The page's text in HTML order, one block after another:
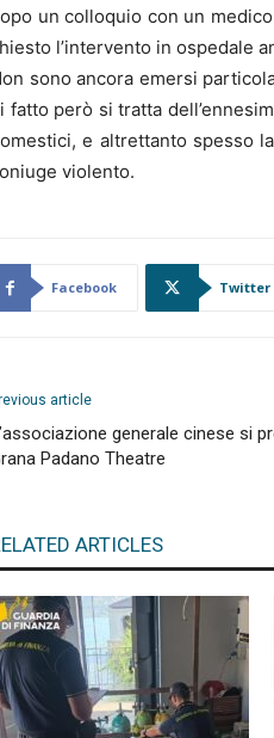
un colloquio con un
l’intervento in ospedale
sono ancora emersi
fatto però si tratta
e altrettanto spesso
violento.
Facebook Twitter
article
generale cinese si
Padano Theatre
ARTICLES